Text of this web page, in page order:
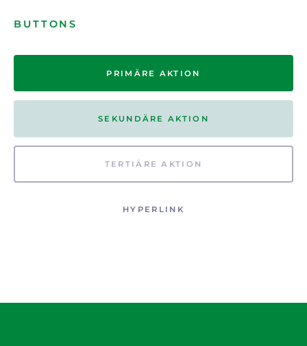
BUTTONS
PRIMÄRE AKTION
SEKUNDÄRE AKTION
TERTIÄRE AKTION
HYPERLINK